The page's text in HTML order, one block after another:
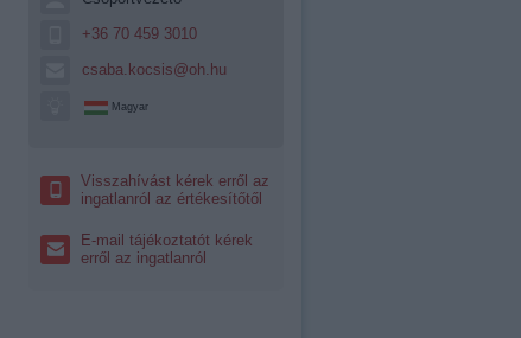
+36 70 459 3010
csaba.kocsis@oh.hu
Magyar
Visszahívást kérek erről az
ingatlanról az értékesítőtől
E-mail tájékoztatót kérek
erről az ingatlanról